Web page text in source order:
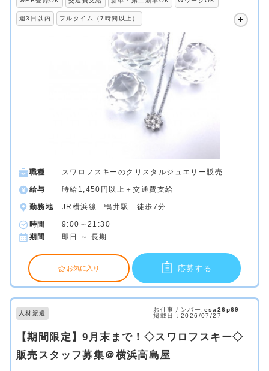
週3日以内 フルタイム（7時間以上）
職種 スワロフスキーのクリスタルジュエリー販売
給与 時給1,450円以上＋交通費支給
勤務地 JR横浜線 鴨井駅 徒歩7分
時間
9:00～21:30
期間
即日 ～ 長期
お気に入り 応募する
人材派遣
お仕事ナンバー. esa26p69
掲載日：2026/07/27
【期間限定】9月末まで！◇スワロフスキー◇
販売スタッフ募集＠横浜高島屋